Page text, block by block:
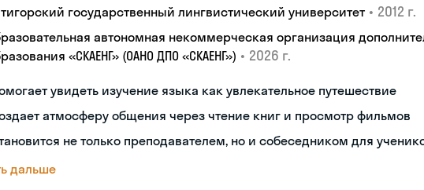
государственный лингвистический университет • 2012 г.
автономная некоммерческая организация
«СКАЕНГ» (ОАНО ДПО «СКАЕНГ») • 2026 г.
увидеть изучение языка как увлекательное путешествие
атмосферу общения через чтение книг и просмотр фильмов
не только преподавателем, но и собеседником для
дальше